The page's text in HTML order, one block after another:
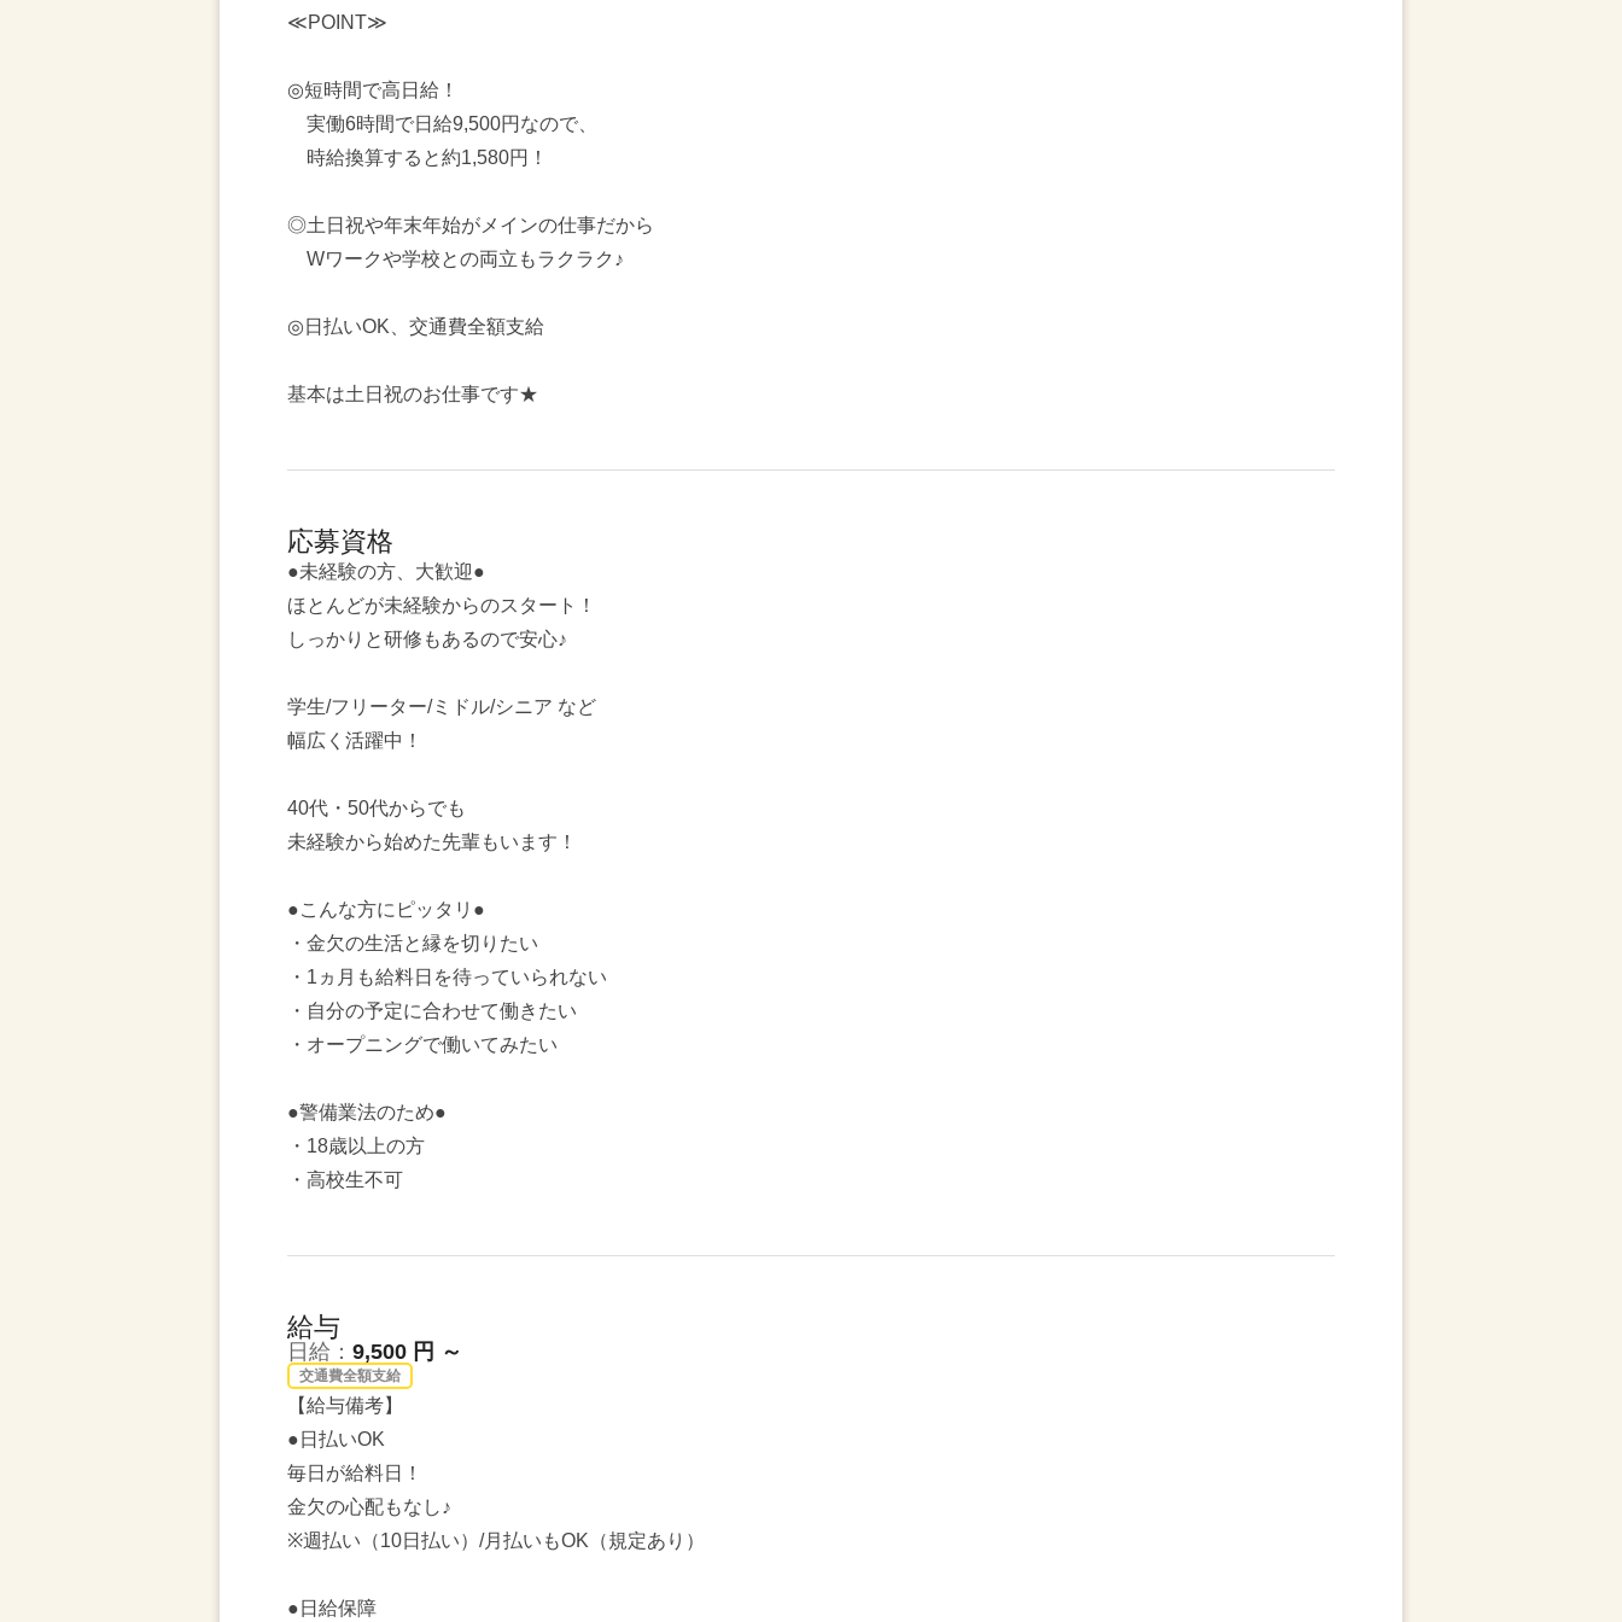
≪POINT≫
◎短時間で高日給！
実働6時間で日給9,500円なので、
時給換算すると約1,580円！
◎土日祝や年末年始がメインの仕事だから
Wワークや学校との両立もラクラク♪
◎日払いOK、交通費全額支給
基本は土日祝のお仕事です★
応募資格
●未経験の方、大歓迎●
ほとんどが未経験からのスタート！
しっかりと研修もあるので安心♪
学生/フリーター/ミドル/シニア など
幅広く活躍中！
40代・50代からでも
未経験から始めた先輩もいます！
●こんな方にピッタリ●
・金欠の生活と縁を切りたい
・1ヵ月も給料日を待っていられない
・自分の予定に合わせて働きたい
・オープニングで働いてみたい
●警備業法のため●
・18歳以上の方
・高校生不可
給与
日給： 9,500 円 ～
交通費全額支給
【給与備考】
●日払いOK
毎日が給料日！
金欠の心配もなし♪
※週払い（10日払い）/月払いもOK（規定あり）
●日給保障